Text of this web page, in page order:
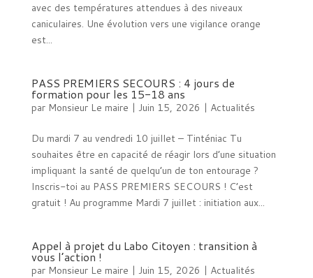
avec des températures attendues à des niveaux
caniculaires. Une évolution vers une vigilance orange
est...
PASS PREMIERS SECOURS : 4 jours de
formation pour les 15-18 ans
par Monsieur Le maire | Juin 15, 2026 | Actualités
Du mardi 7 au vendredi 10 juillet – Tinténiac Tu
souhaites être en capacité de réagir lors d’une situation
impliquant la santé de quelqu’un de ton entourage ?
Inscris-toi au PASS PREMIERS SECOURS ! C’est
gratuit ! Au programme Mardi 7 juillet : initiation aux...
Appel à projet du Labo Citoyen : transition à
vous l’action !
par Monsieur Le maire | Juin 15, 2026 | Actualités